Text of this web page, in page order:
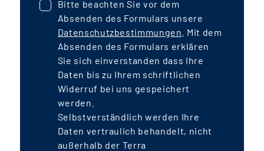
Bitte beachten Sie vor dem
Absenden des Formulars unsere
Datenschutzbestimmungen . Mit dem
Absenden des Formulars erklären
Sie sich einverstanden dass Ihre
Daten bis zu Ihrem schriftlichen
Widerruf bei uns gespeichert
werden.
Selbstverständlich werden Ihre
Daten vertraulich behandelt, nicht
außerhalb der Terra